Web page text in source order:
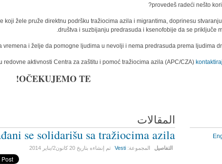
provedeš radeći nešto
koji žele pruže direktnu podršku tražiocima azila i migrantima, doprinesu
društva i suzbijanju predrasuda i ksenofobije da se priključe
vremena i želje da pomogne ljudima u nevolji i nema predrasuda prema ljudima
aktivnosti Centra za zaštitu i pomoć tražiocima azila (APC/CZA)
OČEKUJEMO TE!
المقالات
se solidarišu sa tražiocima azila
التفاصيل المجموعة:Vesti تم إنشاءه بتاريخ20 كانون2/يناير 2014